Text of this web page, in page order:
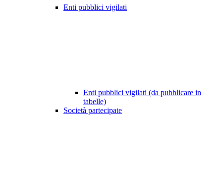
Enti pubblici vigilati
Enti pubblici vigilati (da pubblicare in
tabelle)
Società partecipate